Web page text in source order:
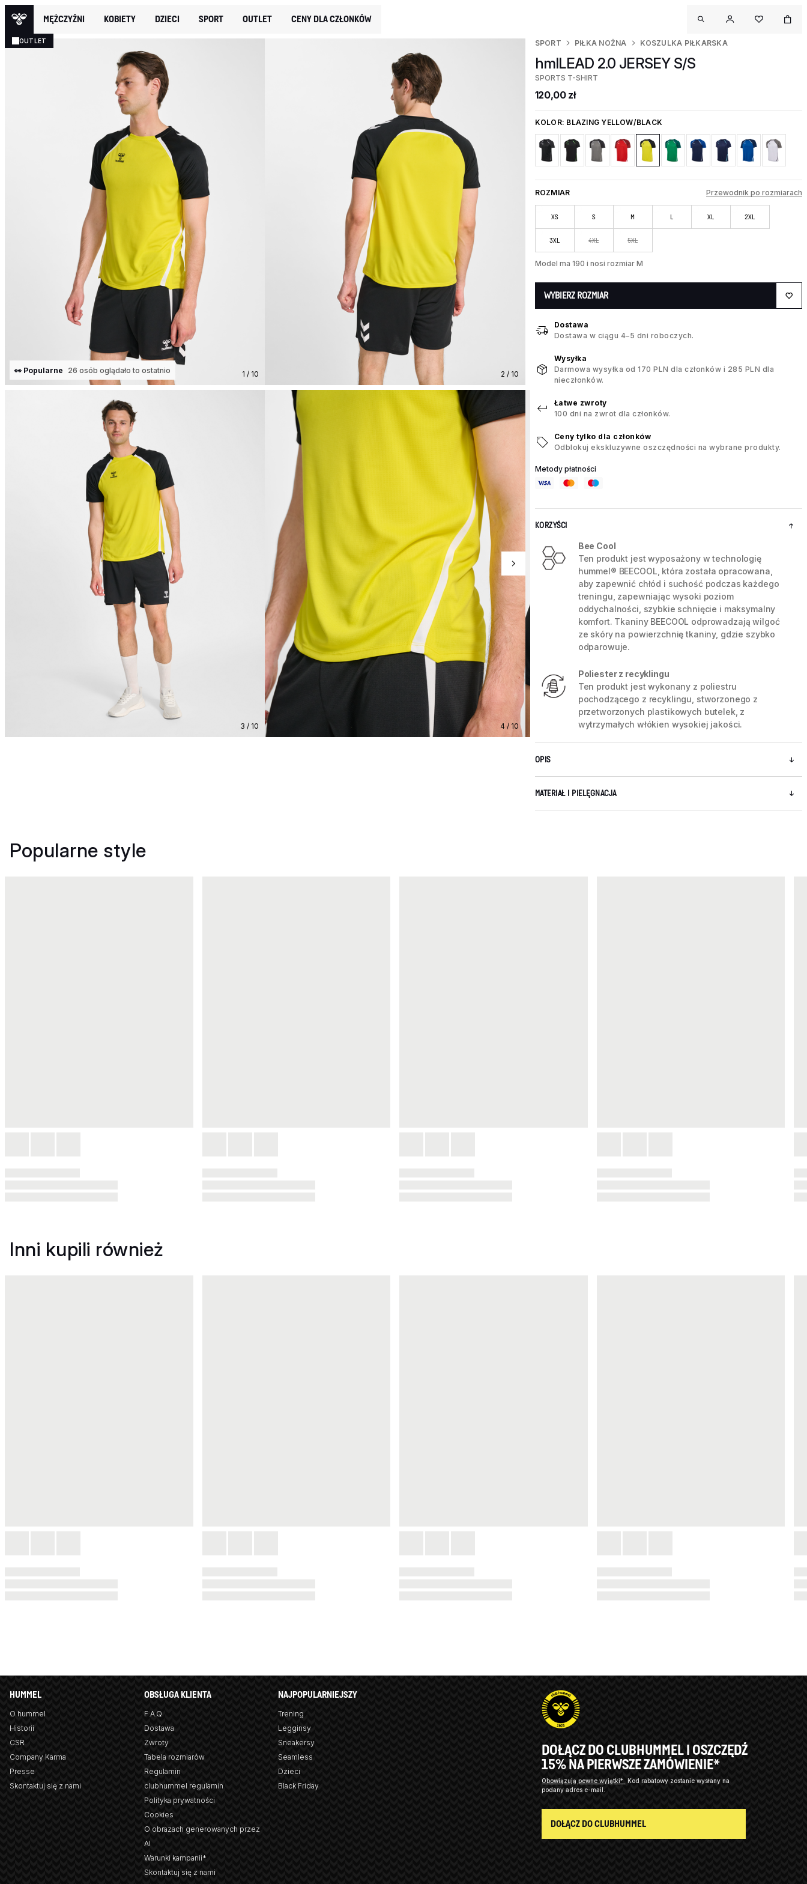
MĘŻCZYŹNI KOBIETY DZIECI SPORT OUTLET CENY DLA CZŁONKÓW
OUTLET
1 / 10
👀 Popularne 26 osób oglądało to ostatnio 2 / 10
3 / 10 4 / 10
SPORT PIŁKA NOŻNA KOSZULKA PIŁKARSKA
hmlLEAD 2.0 JERSEY S/S
SPORTS T-SHIRT
120,00 zł
KOLOR: BLAZING YELLOW/BLACK
ROZMIAR Przewodnik po rozmiarach
XS S M L XL 2XL
3XL 4XL 5XL
Model ma 190 i nosi rozmiar M
WYBIERZ ROZMIAR
Dostawa
Dostawa w ciągu 4–5 dni roboczych.
Wysyłka
Darmowa wysyłka od 170 PLN dla członków i 285 PLN dla
nieczłonków.
Łatwe zwroty
100 dni na zwrot dla członków.
Ceny tylko dla członków
Odblokuj ekskluzywne oszczędności na wybrane produkty.
Metody płatności
KORZYŚCI
Bee Cool
Ten produkt jest wyposażony w technologię
hummel® BEECOOL, która została opracowana,
aby zapewnić chłód i suchość podczas każdego
treningu, zapewniając wysoki poziom
oddychalności, szybkie schnięcie i maksymalny
komfort. Tkaniny BEECOOL odprowadzają wilgoć
ze skóry na powierzchnię tkaniny, gdzie szybko
odparowuje.
Poliester z recyklingu
Ten produkt jest wykonany z poliestru
pochodzącego z recyklingu, stworzonego z
przetworzonych plastikowych butelek, z
wytrzymałych włókien wysokiej jakości.
OPIS
MATERIAŁ I PIELĘGNACJA
Popularne style
Inni kupili również
HUMMEL
O hummel
Historii
CSR
Company Karma
Presse
Skontaktuj się z nami
OBSŁUGA KLIENTA
F.A.Q
Dostawa
Zwroty
Tabela rozmiarów
Regulamin
clubhummel regulamin
Polityka prywatności
Cookies
O obrazach generowanych przez
AI
Warunki kampanii*
Skontaktuj się z nami
NAJPOPULARNIEJSZY
Trening
Legginsy
Sneakersy
Seamless
Dzieci
Black Friday
DOŁĄCZ DO CLUBHUMMEL I OSZCZĘDŹ
15% NA PIERWSZE ZAMÓWIENIE*
Obowiązują pewne wyjątki*
Kod rabatowy zostanie wysłany na
podany adres e-mail.
DOŁĄCZ DO CLUBHUMMEL